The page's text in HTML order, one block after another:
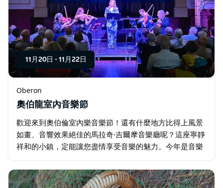
11月20日 - 11月22日
Oberon
奧伯龍室內音樂節
歡迎來到奧伯倫室內樂音樂節！還有什麼地方比得上風景
如畫、音響效果絕佳的馬拉奇·吉爾摩音樂廳呢？這座寧靜
祥和的小鎮，定能讓您盡情享受音樂的魅力。今年是音樂
場所，讓您更深入地體驗這座小鎮的風情。…